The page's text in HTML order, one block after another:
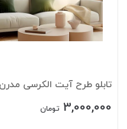
تابلو طرح وان یکاد مدرن
3,000,000 تومان